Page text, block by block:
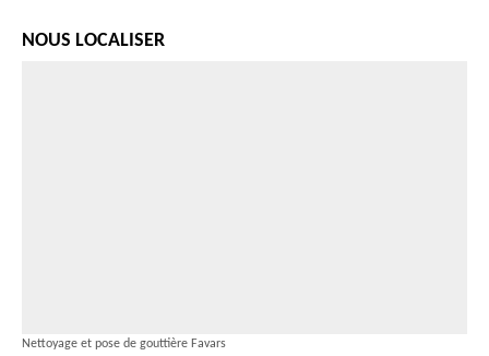
NOUS LOCALISER
Nettoyage et pose de gouttière Favars